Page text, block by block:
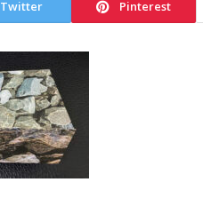
Twitter Pinterest